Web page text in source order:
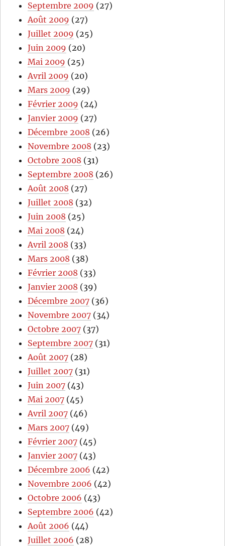
Septembre 2009 (27)
Août 2009 (27)
Juillet 2009 (25)
Juin 2009 (20)
Mai 2009 (25)
Avril 2009 (20)
Mars 2009 (29)
Février 2009 (24)
Janvier 2009 (27)
Décembre 2008 (26)
Novembre 2008 (23)
Octobre 2008 (31)
Septembre 2008 (26)
Août 2008 (27)
Juillet 2008 (32)
Juin 2008 (25)
Mai 2008 (24)
Avril 2008 (33)
Mars 2008 (38)
Février 2008 (33)
Janvier 2008 (39)
Décembre 2007 (36)
Novembre 2007 (34)
Octobre 2007 (37)
Septembre 2007 (31)
Août 2007 (28)
Juillet 2007 (31)
Juin 2007 (43)
Mai 2007 (45)
Avril 2007 (46)
Mars 2007 (49)
Février 2007 (45)
Janvier 2007 (43)
Décembre 2006 (42)
Novembre 2006 (42)
Octobre 2006 (43)
Septembre 2006 (42)
Août 2006 (44)
Juillet 2006 (28)